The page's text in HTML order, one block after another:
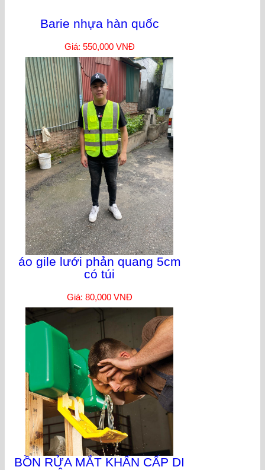
Barie nhựa hàn quốc
Giá: 550,000 VNĐ
áo gile lưới phản quang 5cm
có túi
Giá: 80,000 VNĐ
BỒN RỬA MẮT KHẨN CẤP DI